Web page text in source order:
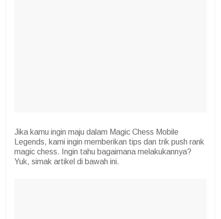
Jika kamu ingin maju dalam Magic Chess Mobile
Legends, kami ingin memberikan tips dan trik push rank
magic chess. Ingin tahu bagaimana melakukannya?
Yuk, simak artikel di bawah ini.